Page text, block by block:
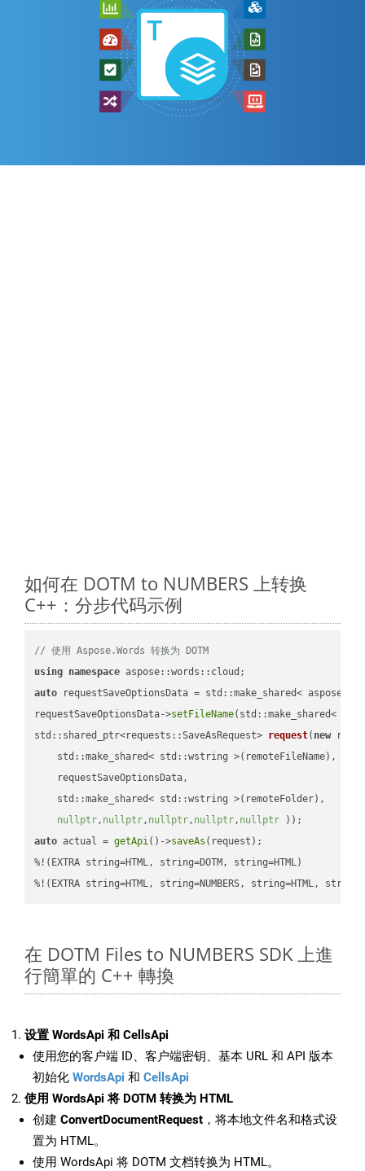
如何在 DOTM to NUMBERS 上转换
C++：分步代码示例
// 使用 Aspose.Words 转换为 DOTM
using namespace
auto requestSaveOptionsData = std::make_shared<
requestSaveOptionsData->setFileName(std::make_shared<
std::shared_ptr<requests::SaveAsRequest> request( new
    std::make_shared< std::wstring >(remoteFileName),
    requestSaveOptionsData,
    std::make_shared< std::wstring >(remoteFolder),
nullptr, nullptr, nullptr, nullptr, nullptr ))
auto actual = getApi()->saveAs (request);
%!(EXTRA string=HTML, string=DOTM, string=HTML)
%!(EXTRA string=HTML, string=NUMBERS, string=HTML,
在 DOTM Files to NUMBERS SDK 上進
行簡單的 C++ 轉換
设置 WordsApi 和 CellsApi
使用您的客户端 ID、客户端密钥、基本 URL 和 API 版本
初始化 WordsApi 和 CellsApi
使用 WordsApi 将 DOTM 转换为 HTML
创建 ConvertDocumentRequest ，将本地文件名和格式设
置为 HTML。
使用 WordsApi 将 DOTM 文档转换为 HTML。